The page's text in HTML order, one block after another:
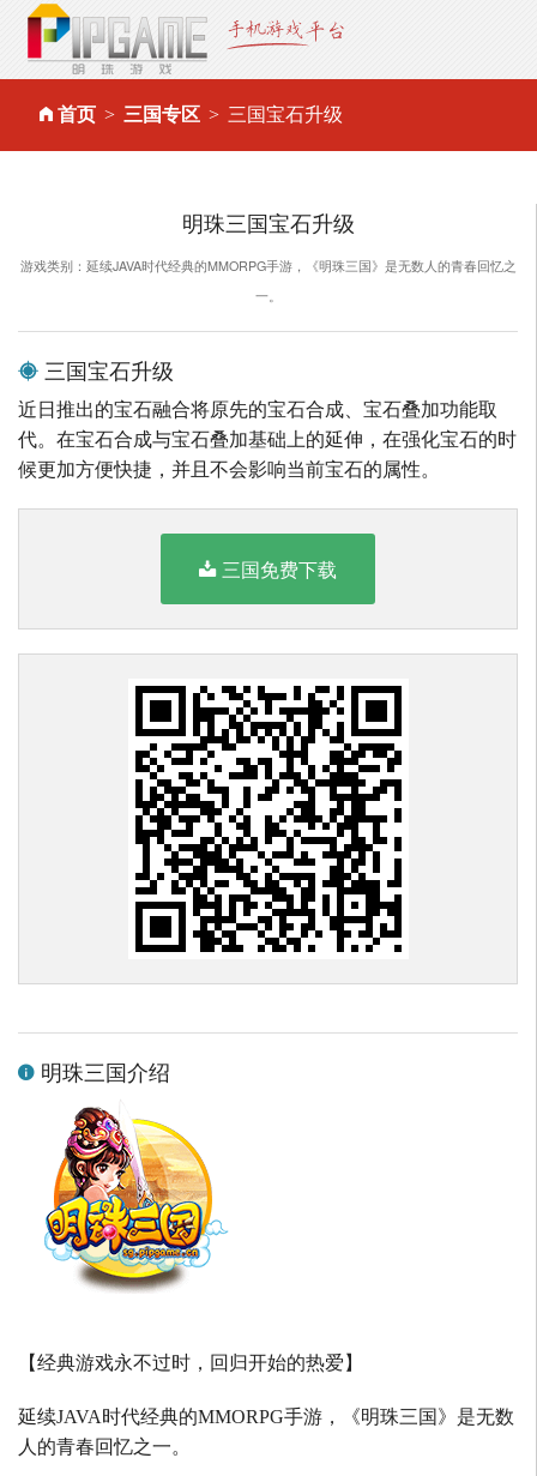
首页 三国专区 三国宝石升级
明珠三国宝石升级
游戏类别：延续JAVA时代经典的MMORPG手游，《明珠三国》是无数人的青春回忆之
一。
三国宝石升级
近日推出的宝石融合将原先的宝石合成、宝石叠加功能取
代。在宝石合成与宝石叠加基础上的延伸，在强化宝石的时
候更加方便快捷，并且不会影响当前宝石的属性。
三国免费下载
明珠三国介绍
【经典游戏永不过时，回归开始的热爱】
延续JAVA时代经典的MMORPG手游，《明珠三国》是无数
人的青春回忆之一。